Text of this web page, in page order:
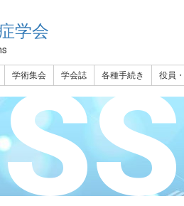
学会
学術集会 学会誌 各種手続き 役員